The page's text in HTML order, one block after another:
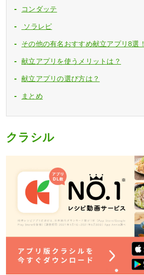
コンダッテ
ソラレピ
その他の有名おすすめ献立アプリ8選！
献立アプリを使うメリットは？
献立アプリの選び方は？
まとめ
クラシル